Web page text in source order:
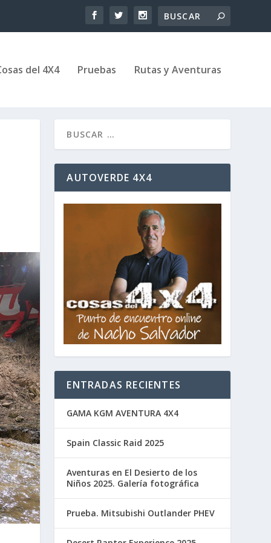
del 4X4 Pruebas Rutas y Aventuras
AUTOVERDE 4X4
ENTRADAS RECIENTES
GAMA KGM AVENTURA 4X4
Spain Classic Raid 2025
Aventuras en El Desierto de los
Niños 2025. Galería fotográfica
Prueba. Mitsubishi Outlander PHEV